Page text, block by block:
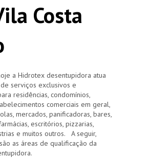
Costa
a Hidrotex desentupidora atua
serviços exclusivos e
residências, condomínios,
comerciais em geral,
mercados, panificadoras, bares,
escritórios, pizzarias,
e muitos outros. A seguir,
as áreas de qualificação da